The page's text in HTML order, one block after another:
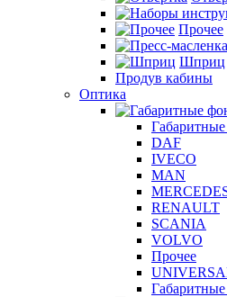
Прочее
Шприц
Продув кабины
Оптика
DAF
IVECO
MAN
RENAULT
SCANIA
VOLVO
Прочее